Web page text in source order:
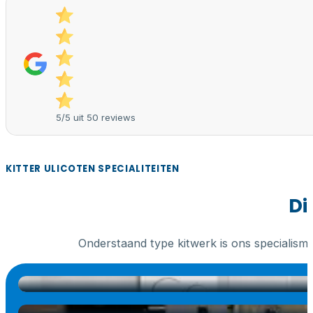
5/5 uit 50 reviews
KITTER ULICOTEN SPECIALITEITEN
Onderstaand type kitwerk is ons